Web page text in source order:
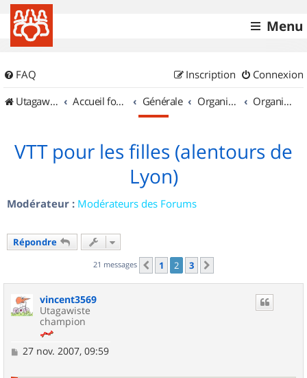
Menu
FAQ Connexion
Inscription
UtagawaVTT (Randos VTT et VTTAE avec traces GPS)
Accueil forum Générale Organisation de sorties & Recherche de partenaires Organisation de sorties en région Rhône Alpes
VTT pour les filles (alentours de
Lyon)
Modérateur : Modérateurs des Forums
Répondre
21 messages Précédent
1 2 3
vincent3569
Utagawiste
champion
M
27 nov. 2007, 09:59